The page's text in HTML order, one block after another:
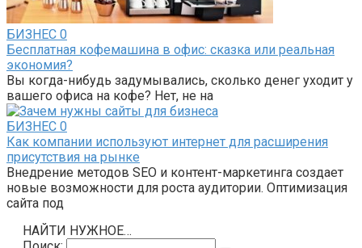
БИЗНЕС 0
Бесплатная кофемашина в офис: сказка или реальная
экономия?
Вы когда-нибудь задумывались, сколько денег уходит у
вашего офиса на кофе? Нет, не на
БИЗНЕС 0
Как компании используют интернет для расширения
присутствия на рынке
Внедрение методов SEO и контент-маркетинга создает
новые возможности для роста аудитории. Оптимизация
сайта под
НАЙТИ НУЖНОЕ…